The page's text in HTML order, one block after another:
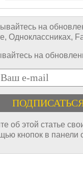
на
Одноклассниках,
на
mail
об этой статье
кнопок в панели